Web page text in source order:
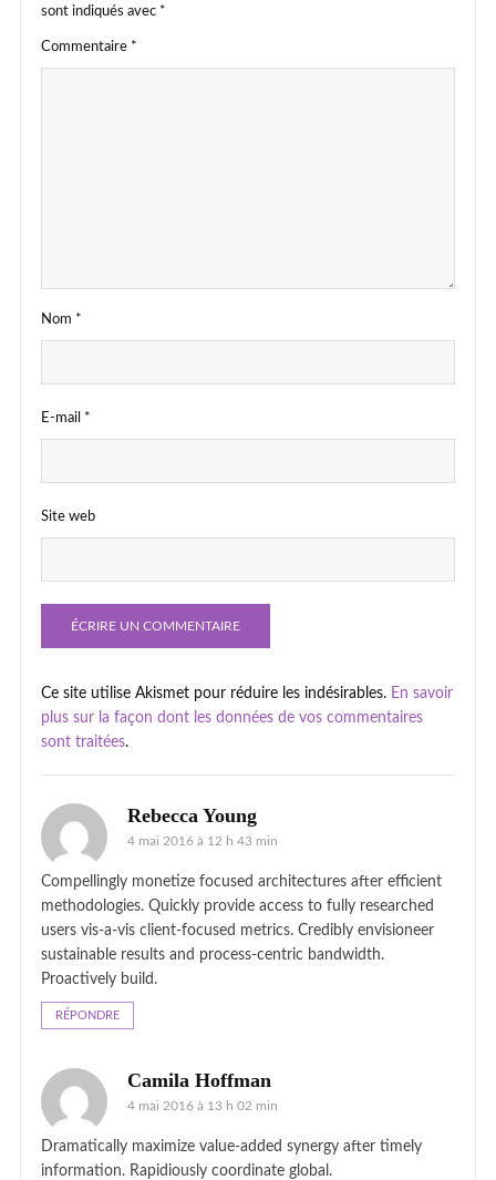
sont indiqués avec *
Commentaire *
Nom *
E-mail *
Site web
Ce site utilise Akismet pour réduire les indésirables. En savoir
plus sur la façon dont les données de vos commentaires
sont traitées.
Rebecca Young
4 mai 2016 à 12 h 43 min
Compellingly monetize focused architectures after efficient
methodologies. Quickly provide access to fully researched
users vis-a-vis client-focused metrics. Credibly envisioneer
sustainable results and process-centric bandwidth.
Proactively build.
RÉPONDRE
Camila Hoffman
4 mai 2016 à 13 h 02 min
Dramatically maximize value-added synergy after timely
information. Rapidiously coordinate global.